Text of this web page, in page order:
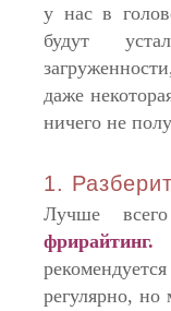
у нас в
будут
даже
ничего не
1.
Лучше
фрирайтинг.
регулярно,